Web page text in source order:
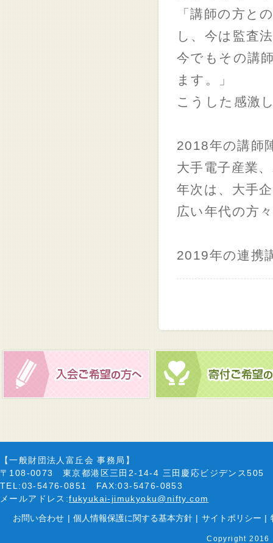
「講師の方と
し、今は監査
今でもその講
ます。」
こうした感激
2018年の講師
大手電子産業
年次は、大手
広い年代の方
2019年の連携
【一般財団法人富丘会 事務局】
〒108-0073 東京都港区三田2-14-4 三田慶応ビジデンス505
TEL:03-5476-0851 FAX:03-5476-0853
メールアドレス:fukyukai-jimukyoku@nifty.com
お問い合わせ | 個人情報保護に関する基本方針 | サイトポリシー |
Copyright 2016